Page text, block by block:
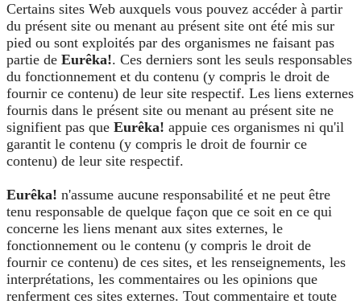
Certains sites Web auxquels vous pouvez accéder à partir
du présent site ou menant au présent site ont été mis sur
pied ou sont exploités par des organismes ne faisant pas
partie de Eurêka!. Ces derniers sont les seuls responsables
du fonctionnement et du contenu (y compris le droit de
fournir ce contenu) de leur site respectif. Les liens externes
fournis dans le présent site ou menant au présent site ne
signifient pas que Eurêka! appuie ces organismes ni qu'il
garantit le contenu (y compris le droit de fournir ce
contenu) de leur site respectif.
Eurêka! n'assume aucune responsabilité et ne peut être
tenu responsable de quelque façon que ce soit en ce qui
concerne les liens menant aux sites externes, le
fonctionnement ou le contenu (y compris le droit de
fournir ce contenu) de ces sites, et les renseignements, les
interprétations, les commentaires ou les opinions que
renferment ces sites externes. Tout commentaire et toute